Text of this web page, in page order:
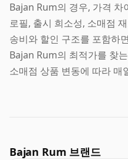
Bajan Rum의 경우, 가격 차
로필, 출시 희소성, 소매점
송비와 할인 구조를 포함하
Bajan Rum의 최적가를 찾
소매점 상품 변동에 따라 매
Bajan Rum 브랜드